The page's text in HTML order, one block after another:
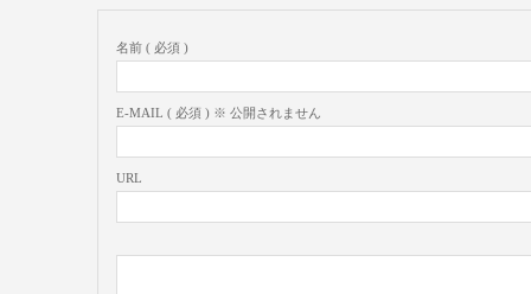
名前 ( 必須 )
E-MAIL ( 必須 ) ※ 公開されません
URL